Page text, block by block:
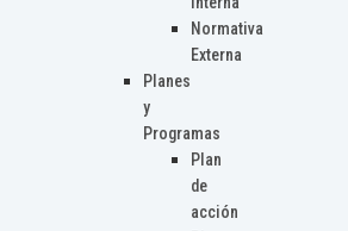
Normativa
Externa
Planes
y
Programas
Plan
de
acción